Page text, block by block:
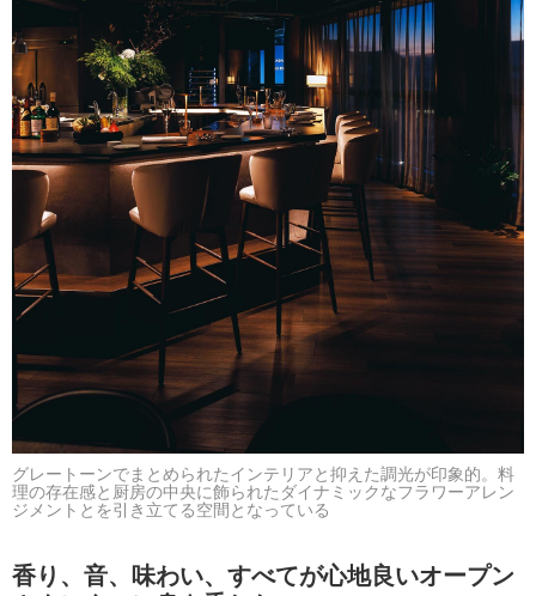
グレートーンでまとめられたインテリアと抑えた調光が印象的。料
理の存在感と厨房の中央に飾られたダイナミックなフラワーアレン
ジメントとを引き立てる空間となっている
香り、音、味わい、すべてが心地良いオープン